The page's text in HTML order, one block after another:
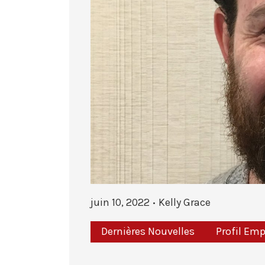
juin 10, 2022 Kelly Grace
Dernières Nouvelles Profil